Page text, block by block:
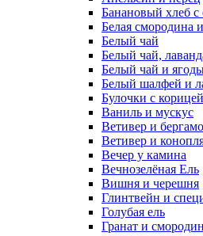
Банановый хлеб с
Белая смородина
Белый чай
Белый чай,
Белый чай и
Белый шалфей и
Булочки с корицей
Ваниль и мускус
Ветивер и
Ветивер и
Вечер у камина
Вечнозелёная Ель
Вишня и черешня
Глинтвейн и
Голубая ель
Гранат и